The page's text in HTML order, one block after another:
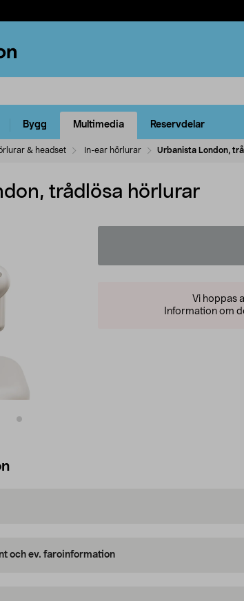
Bygg Multimedia Reservdelar
& headset In-ear hörlurar Urbanista London,
trådlösa hörlurar
Vi hoppas
Information om
och ev. faroinformation